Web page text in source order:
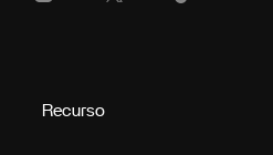
Recurso